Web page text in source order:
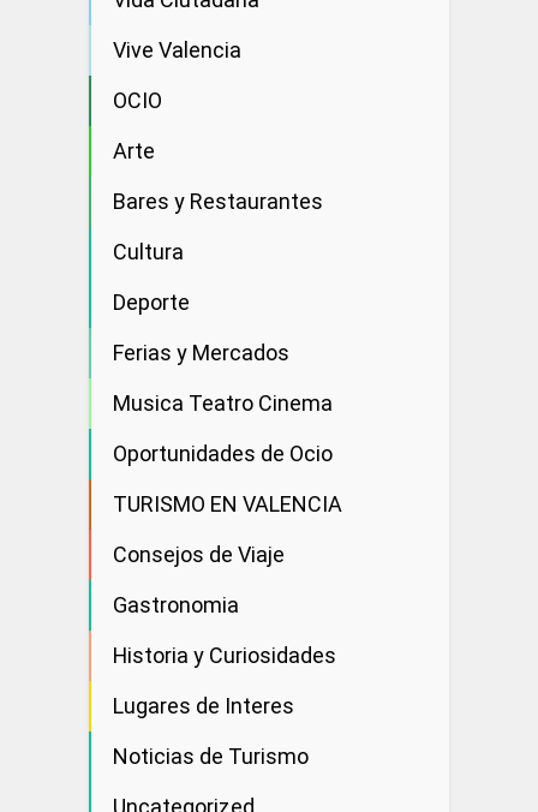
Vive Valencia
OCIO
Arte
Bares y Restaurantes
Cultura
Deporte
Ferias y Mercados
Musica Teatro Cinema
Oportunidades de Ocio
TURISMO EN VALENCIA
Consejos de Viaje
Gastronomia
Historia y Curiosidades
Lugares de Interes
Noticias de Turismo
Uncategorized